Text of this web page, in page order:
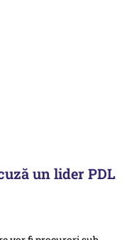
un lider PDL